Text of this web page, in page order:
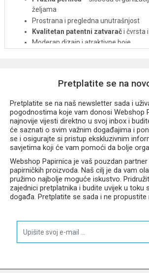
željama
Prostrana i pregledna unutrašnjost
Kvalitetan patentni zatvarači čvrsta
Moderan dizajn i atraktivne boje
svakoj školskoj torbi – praktična, izdržljiva i
Pretplatite se na
Pretplatite se na naš newsletter sada i
pogodnostima koje vam donosi Webshop
najnovije vijesti direktno u svoj inbox i
će saznati o svim važnim događajima i
se i osigurajte si pristup ekskluzivnim
savjetima koji će vam pomoći da bolje
Webshop Papirnica je vaš pouzdan
papirničkih proizvoda. Naš cilj je da vam
pružimo najbolje moguće iskustvo.
zajednici pretplatnika i budite uvijek u toku
događa. Pretplatite se sada i ne propustite